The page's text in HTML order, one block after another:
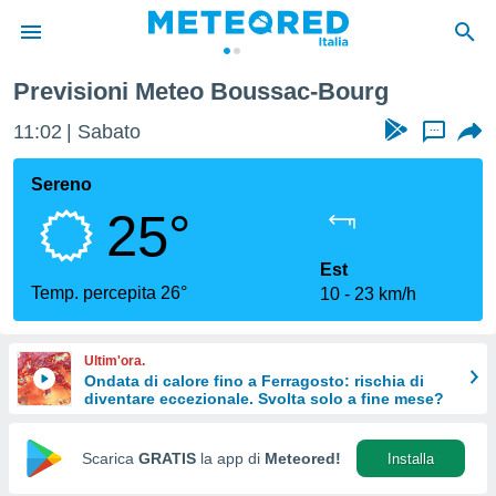
di
per
le
di
Web
Previsioni Meteo Boussac-Bourg
11:02 Sabato ...
Sereno
25°
Temp. percepita 26°
Est
10
23 km/h
Ultim'ora.
Ondata di calore fino a Ferragosto: rischia di
diventare eccezionale. Svolta solo a fine mese?
Scarica GRATIS la app di Meteored! Installa